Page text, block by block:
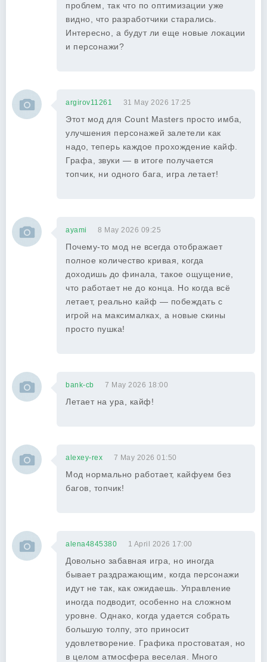
проблем, так что по оптимизации уже
видно, что разработчики старались.
Интересно, а будут ли еще новые локации
и персонажи?
argirov11261 31 May 2026 17:25
Этот мод для Count Masters просто имба,
улучшения персонажей залетели как
надо, теперь каждое прохождение кайф.
Графа, звуки — в итоге получается
топчик, ни одного бага, игра летает!
ayami 8 May 2026 09:25
Почему-то мод не всегда отображает
полное количество кривая, когда
доходишь до финала, такое ощущение,
что работает не до конца. Но когда всё
летает, реально кайф — побеждать с
игрой на максималках, а новые скины
просто пушка!
bank-cb 7 May 2026 18:00
Летает на ура, кайф!
alexey-rex 7 May 2026 01:50
Мод нормально работает, кайфуем без
багов, топчик!
alena4845380 1 April 2026 17:00
Довольно забавная игра, но иногда
бывает раздражающим, когда персонажи
идут не так, как ожидаешь. Управление
иногда подводит, особенно на сложном
уровне. Однако, когда удается собрать
большую толпу, это приносит
удовлетворение. Графика простоватая, но
в целом атмосфера веселая. Много